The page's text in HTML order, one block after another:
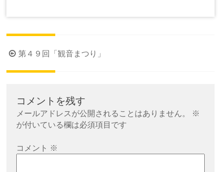
投
稿
第４９回「観音まつり」
コメントを残す
メールアドレスが公開されることはありません。
※
が付いている欄は必須項目です
コメント ※